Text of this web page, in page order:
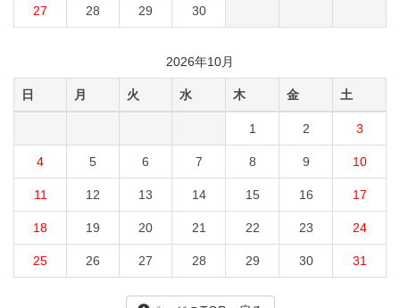
27 28 29 30
2026年10月
日 月 火 水 木 金 土
1 2 3
4 5 6 7 8 9 10
11 12 13 14 15 16 17
18 19 20 21 22 23 24
25 26 27 28 29 30 31